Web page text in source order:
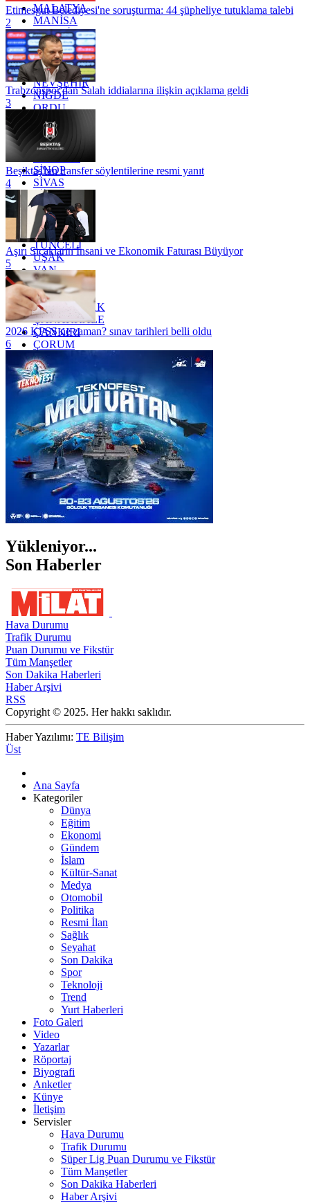
MALATYA
MANİSA
MARDİN
MERSİN
MUĞLA
MUŞ
NEVŞEHİR
NİĞDE
ORDU
OSMANİYE
RİZE
SAKARYA
SİNOP
SİVAS
SİİRT
TEKİRDAĞ
TOKAT
TRABZON
TUNCELİ
UŞAK
VAN
YALOVA
YOZGAT
ZONGULDAK
ÇANAKKALE
ÇANKIRI
ÇORUM
İSTANBUL
İZMİR
ŞANLIURFA
ŞIRNAK
Etimesgut Belediyesi'ne soruşturma: 44 şüpheliye tutuklama talebi
2
Trabzonspor'dan Salah iddialarına ilişkin açıklama geldi
3
Beşiktaş'tan transfer söylentilerine resmi yanıt
4
Aşırı Sıcakların İnsani ve Ekonomik Faturası Büyüyor
5
2026 KPSS ne zaman? sınav tarihleri belli oldu
6
Yükleniyor...
Son Haberler
Hava Durumu
Trafik Durumu
Puan Durumu ve Fikstür
Tüm Manşetler
Son Dakika Haberleri
Haber Arşivi
RSS
Copyright © 2025. Her hakkı saklıdır.
Haber Yazılımı: TE Bilişim
Üst
Ana Sayfa
Kategoriler
Dünya
Eğitim
Ekonomi
Gündem
İslam
Kültür-Sanat
Medya
Otomobil
Politika
Resmi İlan
Sağlık
Seyahat
Son Dakika
Spor
Teknoloji
Trend
Yurt Haberleri
Foto Galeri
Video
Yazarlar
Röportaj
Biyografi
Anketler
Künye
İletişim
Servisler
Hava Durumu
Trafik Durumu
Süper Lig Puan Durumu ve Fikstür
Tüm Manşetler
Son Dakika Haberleri
Haber Arşivi